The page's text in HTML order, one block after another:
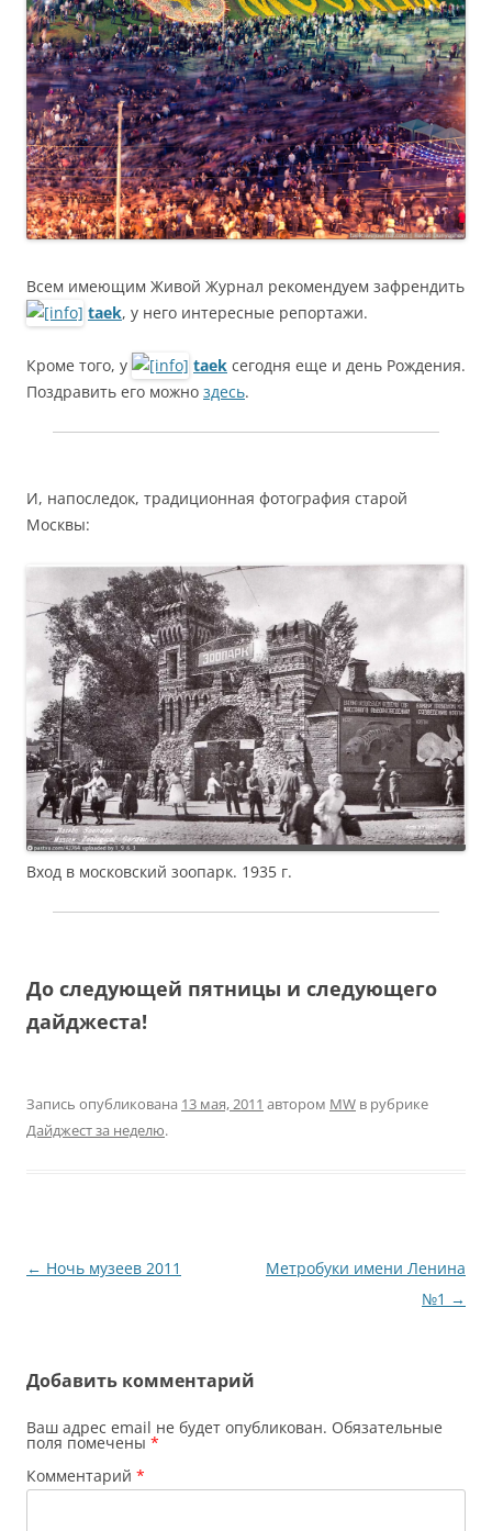
Всем имеющим Живой Журнал рекомендуем зафрендить
taek, у него интересные репортажи.
Кроме того, у taek сегодня еще и день Рождения.
Поздравить его можно здесь.
И, напоследок, традиционная фотография старой
Москвы:
Вход в московский зоопарк. 1935 г.
До следующей пятницы и следующего
дайджеста!
Запись опубликована 13 мая, 2011 автором MW в рубрике
Дайджест за неделю.
Навигация
← Ночь музеев 2011
Метробуки имени Ленина
№1 →
Добавить комментарий
Ваш адрес email не будет опубликован. Обязательные
поля помечены *
Комментарий *